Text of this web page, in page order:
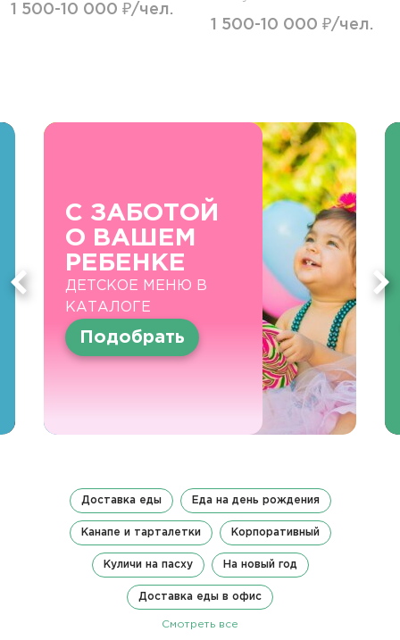
1 500-10 000 ₽/чел.
1 500-10 000 ₽/чел.
С ЗАБОТОЙ
О ВАШЕМ
РЕБЕНКЕ
ДЕТСКОЕ МЕНЮ В
КАТАЛОГЕ
Подобрать
Доставка еды Еда на день рождения
Канапе и тарталетки Корпоративный
Куличи на пасху На новый год
Доставка еды в офис
Смотреть все